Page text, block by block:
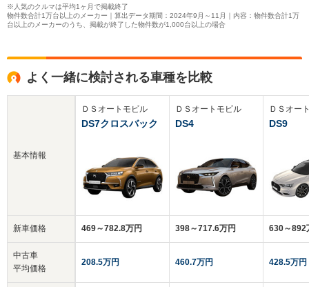
※人気のクルマは平均1ヶ月で掲載終了
物件数合計1万台以上のメーカー｜算出データ期間：2024年9月～11月｜内容：物件数合計1万
台以上のメーカーのうち、掲載が終了した物件数が1,000台以上の場合
よく一緒に検討される車種を比較
基本情報
新車価格
中古車
平均価格
ＤＳオートモビル
DS7クロスバック
469～782.8万円
208.5万円
ＤＳオートモビル
DS4
398～717.6万円
460.7万円
ＤＳオー
DS9
630～892
428.5万円